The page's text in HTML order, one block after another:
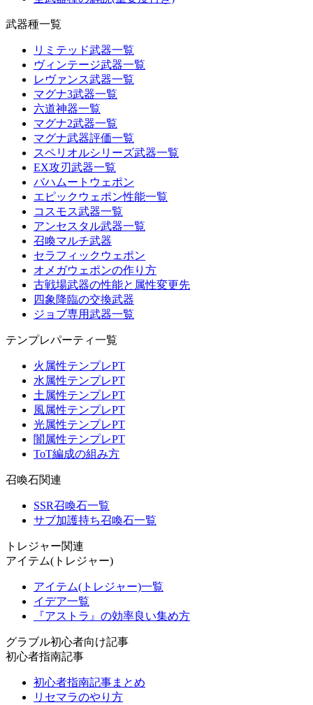
武器種一覧
リミテッド武器一覧
ヴィンテージ武器一覧
レヴァンス武器一覧
マグナ3武器一覧
六道神器一覧
マグナ2武器一覧
マグナ武器評価一覧
スペリオルシリーズ武器一覧
EX攻刃武器一覧
バハムートウェポン
エピックウェポン性能一覧
コスモス武器一覧
アンセスタル武器一覧
召喚マルチ武器
セラフィックウェポン
オメガウェポンの作り方
古戦場武器の性能と属性変更先
四象降臨の交換武器
ジョブ専用武器一覧
テンプレパーティ一覧
火属性テンプレPT
水属性テンプレPT
土属性テンプレPT
風属性テンプレPT
光属性テンプレPT
闇属性テンプレPT
ToT編成の組み方
召喚石関連
SSR召喚石一覧
サブ加護持ち召喚石一覧
トレジャー関連
アイテム(トレジャー)
アイテム(トレジャー)一覧
イデア一覧
『アストラ』の効率良い集め方
グラブル初心者向け記事
初心者指南記事
初心者指南記事まとめ
リセマラのやり方